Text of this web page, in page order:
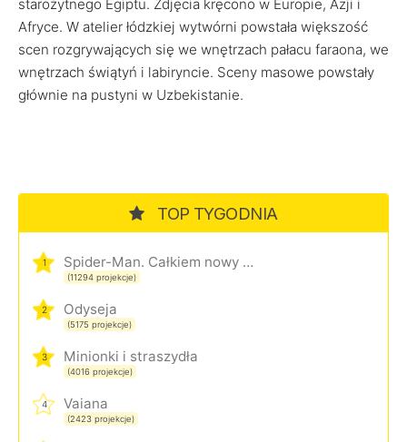
starożytnego Egiptu. Zdjęcia kręcono w Europie, Azji i
Afryce. W atelier łódzkiej wytwórni powstała większość
scen rozgrywających się we wnętrzach pałacu faraona, we
wnętrzach świątyń i labiryncie. Sceny masowe powstały
głównie na pustyni w Uzbekistanie.
TOP TYGODNIA
1 Spider-Man. Całkiem nowy dzień
(11294 projekcje)
2 Odyseja
(5175 projekcje)
3 Minionki i straszydła
(4016 projekcje)
4 Vaiana
(2423 projekcje)